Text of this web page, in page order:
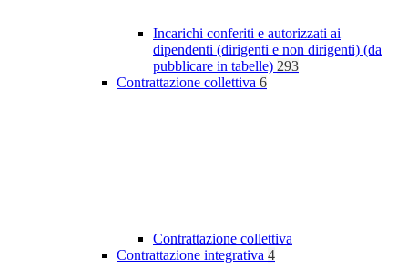
Incarichi conferiti e autorizzati ai
dipendenti (dirigenti e non dirigenti) (da
pubblicare in tabelle) 293
Contrattazione collettiva 6
Contrattazione collettiva
Contrattazione integrativa 4